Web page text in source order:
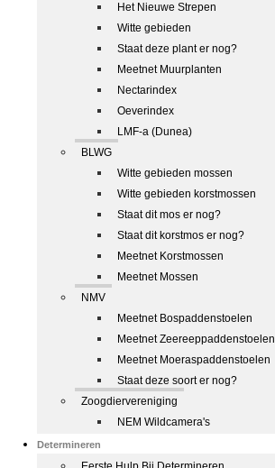
Het Nieuwe Strepen
Witte gebieden
Staat deze plant er nog?
Meetnet Muurplanten
Nectarindex
Oeverindex
LMF-a (Dunea)
BLWG
Witte gebieden mossen
Witte gebieden korstmossen
Staat dit mos er nog?
Staat dit korstmos er nog?
Meetnet Korstmossen
Meetnet Mossen
NMV
Meetnet Bospaddenstoelen
Meetnet Zeereeppaddenstoelen
Meetnet Moeraspaddenstoelen
Staat deze soort er nog?
Zoogdiervereniging
NEM Wildcamera's
Determineren